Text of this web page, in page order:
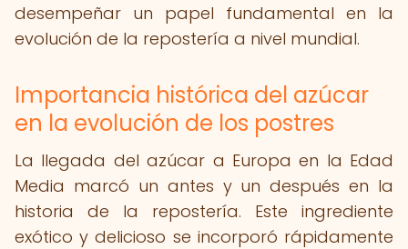
desempeñar un papel fundamental en la
evolución de la repostería a nivel mundial.
Importancia histórica del azúcar
en la evolución de los postres
La llegada del azúcar a Europa en la Edad
Media marcó un antes y un después en la
historia de la repostería. Este ingrediente
exótico y delicioso se incorporó rápidamente